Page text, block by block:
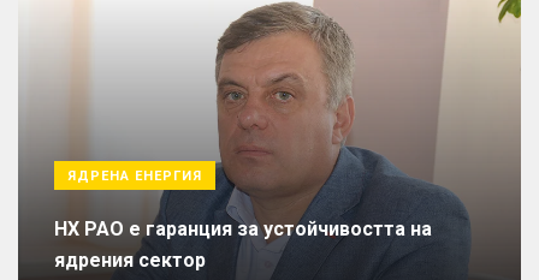
ЯДРЕНА ЕНЕРГИЯ
НХ РАО е гаранция за устойчивостта на
ядрения сектор